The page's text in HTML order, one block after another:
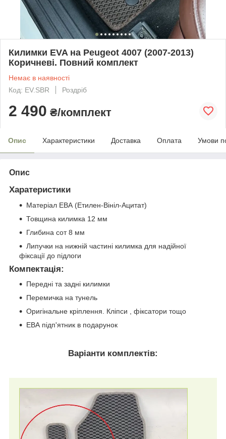
Килимки EVA на Peugeot 4007 (2007-2013)
Коричневі. Повний комплект
Немає в наявності
Код: EV.SBR
Роздріб
2 490 ₴/комплект
Опис Характеристики Доставка Оплата Умови
Опис
Харатеристики
Матеріал ЕВА (Етилен-Вініл-Ацитат)
Товщина килимка 12 мм
Глибина сот 8 мм
Липучки на нижній частині килимка для надійної
фіксації до підлоги
Компектація:
Передні та задні килимки
Перемичка на тунель
Оригінальне кріплення. Кліпси , фіксатори тощо
ЕВА підп'ятник в подарунок
Варіанти комплектів: